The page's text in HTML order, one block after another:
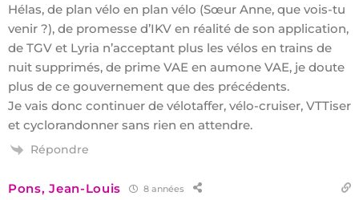
Hélas, de plan vélo en plan vélo (Sœur Anne, que vois-tu
venir ?), de promesse d’IKV en réalité de son application,
de TGV et Lyria n’acceptant plus les vélos en trains de
nuit supprimés, de prime VAE en aumone VAE, je doute
plus de ce gouvernement que des précédents.
Je vais donc continuer de vélotaffer, vélo-cruiser, VTTiser
et cyclorandonner sans rien en attendre.
Répondre
Pons, Jean-Louis 8 années